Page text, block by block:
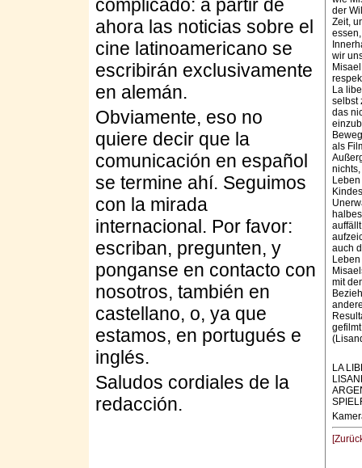
complicado: a partir de
ahora las noticias sobre el
cine latinoamericano se
escribirán exclusivamente
en alemán.
Obviamente, eso no
quiere decir que la
comunicación en español
se termine ahí. Seguimos
con la mirada
internacional. Por favor:
escriban, pregunten, y
ponganse en contacto con
nosotros, también en
castellano, o, ya que
estamos, en portugués e
inglés.
Saludos cordiales de la
redacción.
der
Zeit,
wir
La
selbst
das
als
auch
mit
LA